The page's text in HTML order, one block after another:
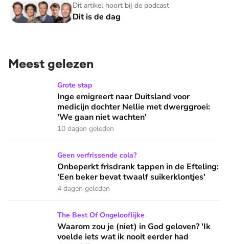
Dit artikel hoort bij de podcast
Dit is de dag
Dit is de dag
Meest gelezen
Inge emigreert naar Duitsland voor medicijn dochter
Grote stap
Inge emigreert naar Duitsland voor
medicijn dochter Nellie met dwerggroei:
'We gaan niet wachten'
10 dagen geleden
Onbeperkt frisdrank tappen in de Efteling: 'Een beker
Geen verfrissende cola?
Onbeperkt frisdrank tappen in de Efteling:
'Een beker bevat twaalf suikerklontjes'
4 dagen geleden
Waarom zou je (niet) in God geloven? 'Ik voelde iets wat
The Best Of Ongelooflijke
Waarom zou je (niet) in God geloven? 'Ik
voelde iets wat ik nooit eerder had